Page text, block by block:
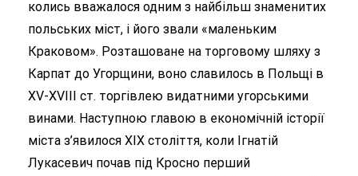
колись вважалося одним з найбільш знаменитих
польських міст, і його звали «маленьким
Краковом». Розташоване на торговому шляху з
Карпат до Угорщини, воно славилось в Польщі в
XV-XVIII ст. торгівлею видатними угорськими
винами. Наступною главою в економічній історії
міста з’явилося XIX століття, коли Ігнатій
Лукасевич почав під Кросно перший